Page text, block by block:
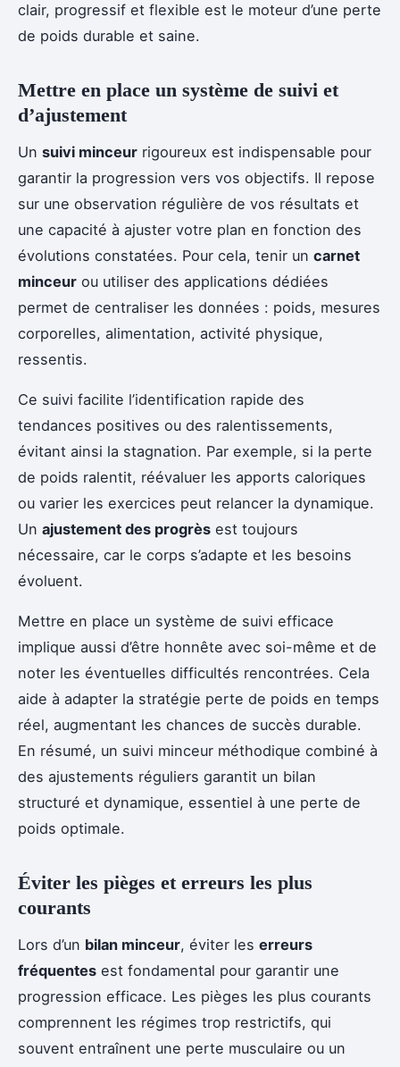
clair, progressif et flexible est le moteur d’une perte
de poids durable et saine.
Mettre en place un système de suivi et
d’ajustement
Un suivi minceur rigoureux est indispensable pour
garantir la progression vers vos objectifs. Il repose
sur une observation régulière de vos résultats et
une capacité à ajuster votre plan en fonction des
évolutions constatées. Pour cela, tenir un carnet
minceur ou utiliser des applications dédiées
permet de centraliser les données : poids, mesures
corporelles, alimentation, activité physique,
ressentis.
Ce suivi facilite l’identification rapide des
tendances positives ou des ralentissements,
évitant ainsi la stagnation. Par exemple, si la perte
de poids ralentit, réévaluer les apports caloriques
ou varier les exercices peut relancer la dynamique.
Un ajustement des progrès est toujours
nécessaire, car le corps s’adapte et les besoins
évoluent.
Mettre en place un système de suivi efficace
implique aussi d’être honnête avec soi-même et de
noter les éventuelles difficultés rencontrées. Cela
aide à adapter la stratégie perte de poids en temps
réel, augmentant les chances de succès durable.
En résumé, un suivi minceur méthodique combiné à
des ajustements réguliers garantit un bilan
structuré et dynamique, essentiel à une perte de
poids optimale.
Éviter les pièges et erreurs les plus
courants
Lors d’un bilan minceur, éviter les erreurs
fréquentes est fondamental pour garantir une
progression efficace. Les pièges les plus courants
comprennent les régimes trop restrictifs, qui
souvent entraînent une perte musculaire ou un